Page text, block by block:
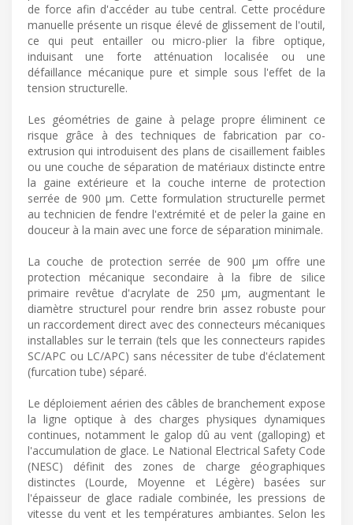
de force afin d'accéder au tube central. Cette procédure
manuelle présente un risque élevé de glissement de l'outil,
ce qui peut entailler ou micro-plier la fibre optique,
induisant une forte atténuation localisée ou une
défaillance mécanique pure et simple sous l'effet de la
tension structurelle.
Les géométries de gaine à pelage propre éliminent ce
risque grâce à des techniques de fabrication par co-
extrusion qui introduisent des plans de cisaillement faibles
ou une couche de séparation de matériaux distincte entre
la gaine extérieure et la couche interne de protection
serrée de 900 µm. Cette formulation structurelle permet
au technicien de fendre l'extrémité et de peler la gaine en
douceur à la main avec une force de séparation minimale.
La couche de protection serrée de 900 µm offre une
protection mécanique secondaire à la fibre de silice
primaire revêtue d'acrylate de 250 µm, augmentant le
diamètre structurel pour rendre brin assez robuste pour
un raccordement direct avec des connecteurs mécaniques
installables sur le terrain (tels que les connecteurs rapides
SC/APC ou LC/APC) sans nécessiter de tube d'éclatement
(furcation tube) séparé.
Le déploiement aérien des câbles de branchement expose
la ligne optique à des charges physiques dynamiques
continues, notamment le galop dû au vent (galloping) et
l'accumulation de glace. Le National Electrical Safety Code
(NESC) définit des zones de charge géographiques
distinctes (Lourde, Moyenne et Légère) basées sur
l'épaisseur de glace radiale combinée, les pressions de
vitesse du vent et les températures ambiantes. Selon les